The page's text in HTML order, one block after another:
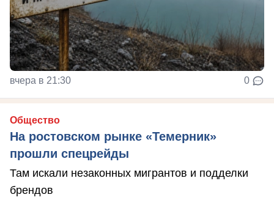
вчера в 21:30 0
Общество
На ростовском рынке «Темерник»
прошли спецрейды
Там искали незаконных мигрантов и подделки
брендов